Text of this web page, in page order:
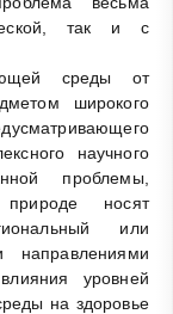
так и с
среды от
широкого
научного
проблемы,
носят
или
направлениями
уровней
на здоровье